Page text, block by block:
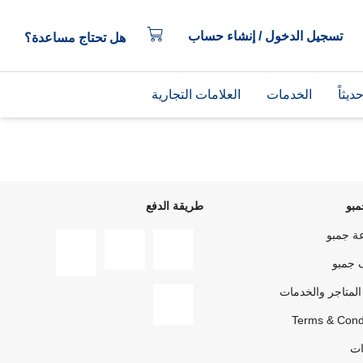
تسجيل الدخول / إنشاء حساب هل تحتاج مساعدة؟
الخدمات العلامات التجارية
جمبو
جمبو
والخدمات
Terms &
طريقة الدفع